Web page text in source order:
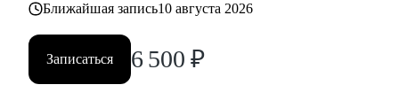
Ближайшая запись10 августа 2026
Записаться 6 500 ₽